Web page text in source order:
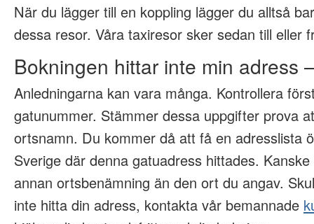
När du lägger till en koppling lägger du alltså
dessa resor. Våra taxiresor sker sedan till eller
Bokningen hittar inte min adress
Anledningarna kan vara många. Kontrollera
gatunummer. Stämmer dessa uppgifter prova
ortsnamn. Du kommer då att få en adresslista
Sverige där denna gatuadress hittades.
annan ortsbenämning än den ort du angav.
inte hitta din adress, kontakta vår bemannade